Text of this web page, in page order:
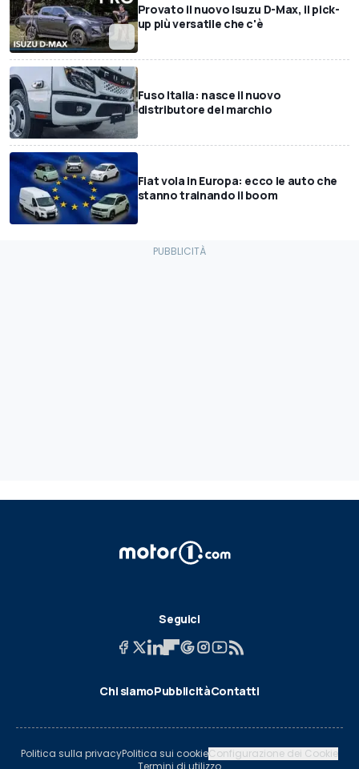
Provato il nuovo Isuzu D-Max, il pick-
up più versatile che c'è
Fuso Italia: nasce il nuovo
distributore del marchio
Fiat vola in Europa: ecco le auto che
stanno trainando il boom
Seguici
Chi siamoPubblicitàContatti
Politica sulla privacyPolitica sui cookieConfigurazione dei Cookie